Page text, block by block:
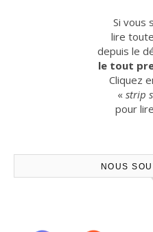
Si vous
lire
depuis le
le tout
Cliquez
« strip
pour
NOUS